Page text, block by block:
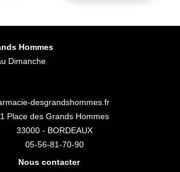
Hommes
Dimanche
desgrandshommes.fr
1 Place des Grands Hommes
33000 - BORDEAUX
05-56-81-70-90
Nous contacter